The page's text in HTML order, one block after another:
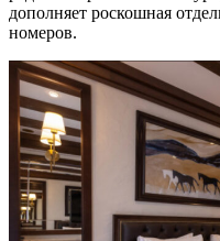
дополняет роскошная
номеров.